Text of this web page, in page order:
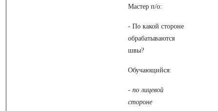
Мастер п/о:
- По какой стороне
обрабатываются
швы?
Обучающийся:
- по лицевой
стороне